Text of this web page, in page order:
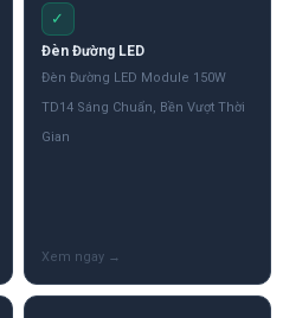
✓
Đèn Đường LED
Đèn Đường LED Module 150W
TD14 Sáng Chuẩn, Bền Vượt Thời
Gian